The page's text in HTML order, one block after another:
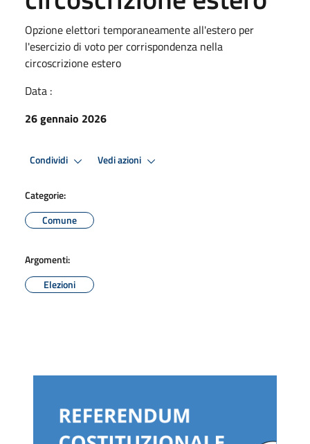
Opzione elettori temporaneamente all'estero per
l'esercizio di voto per corrispondenza nella
circoscrizione estero
Data :
26 gennaio 2026
Condividi Vedi azioni
Categorie:
Comune
Argomenti:
Elezioni